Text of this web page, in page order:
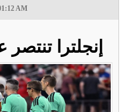
AM
إنجلترا تنتصر